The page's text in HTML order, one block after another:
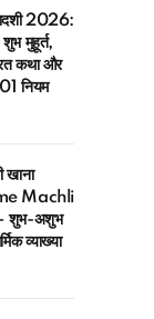
2026:
मुहूर्त,
कथा और
नियम
खाना
Machli
शुभ-अशुभ
व्याख्या